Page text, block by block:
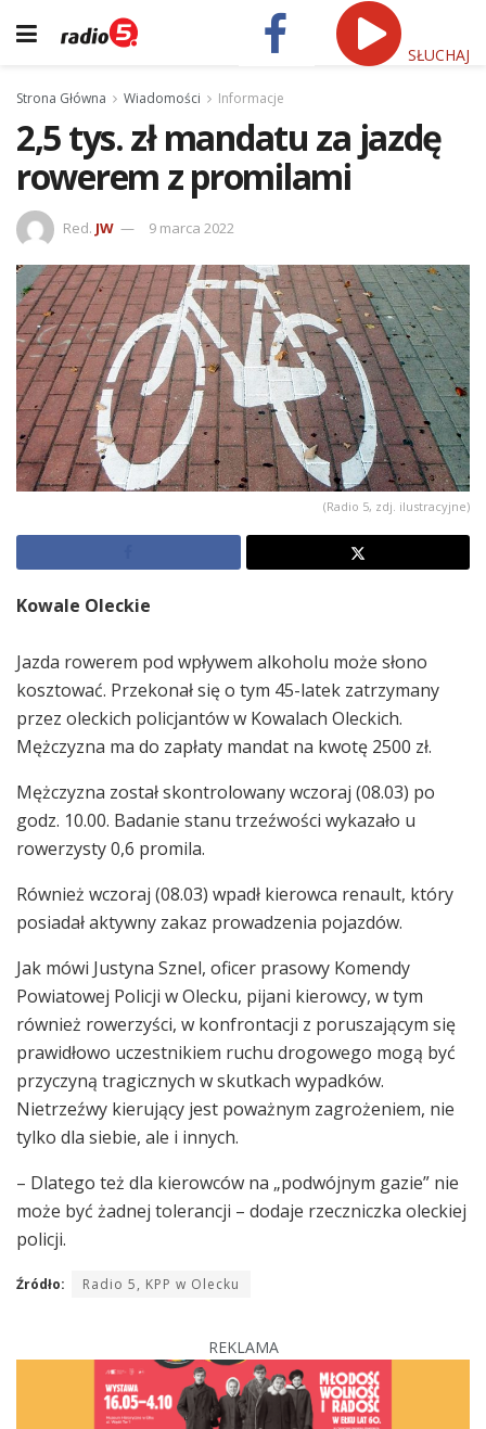
SŁUCHAJ
Strona Główna Wiadomości Informacje
2,5 tys. zł mandatu za jazdę
rowerem z promilami
Red. JW 9 marca 2022
(Radio 5, zdj. ilustracyjne)
Kowale Oleckie
Jazda rowerem pod wpływem alkoholu może słono
kosztować. Przekonał się o tym 45-latek zatrzymany
przez oleckich policjantów w Kowalach Oleckich.
Mężczyzna ma do zapłaty mandat na kwotę 2500 zł.
Mężczyzna został skontrolowany wczoraj (08.03) po
godz. 10.00. Badanie stanu trzeźwości wykazało u
rowerzysty 0,6 promila.
Również wczoraj (08.03) wpadł kierowca renault, który
posiadał aktywny zakaz prowadzenia pojazdów.
Jak mówi Justyna Sznel, oficer prasowy Komendy
Powiatowej Policji w Olecku, pijani kierowcy, w tym
również rowerzyści, w konfrontacji z poruszającym się
prawidłowo uczestnikiem ruchu drogowego mogą być
przyczyną tragicznych w skutkach wypadków.
Nietrzeźwy kierujący jest poważnym zagrożeniem, nie
tylko dla siebie, ale i innych.
– Dlatego też dla kierowców na „podwójnym gazie” nie
może być żadnej tolerancji – dodaje rzeczniczka oleckiej
policji.
Źródło: Radio 5, KPP w Olecku
REKLAMA